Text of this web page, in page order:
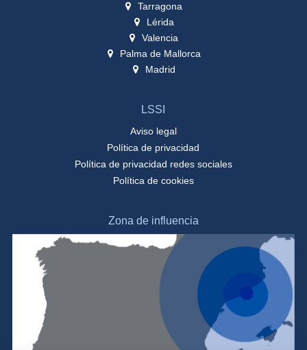
Tarragona
Lérida
Valencia
Palma de Mallorca
Madrid
LSSI
Aviso legal
Política de privacidad
Política de privacidad redes sociales
Política de cookies
Zona de influencia